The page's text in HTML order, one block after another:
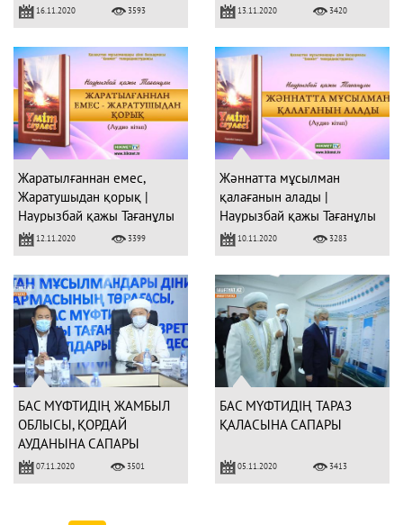
16.11.2020 3593 13.11.2020 3420
Жаратылғаннан емес,
Жаратушыдан қорық |
Наурызбай қажы Тағанұлы
(аудиокітап)
12.11.2020 3399
Жәннатта мұсылман
қалағанын алады |
Наурызбай қажы Тағанұлы
(аудиокітап)
10.11.2020 3283
БАС МҮФТИДІҢ ЖАМБЫЛ
ОБЛЫСЫ, ҚОРДАЙ
АУДАНЫНА САПАРЫ
07.11.2020 3501
БАС МҮФТИДІҢ ТАРАЗ
ҚАЛАСЫНА САПАРЫ
05.11.2020 3413